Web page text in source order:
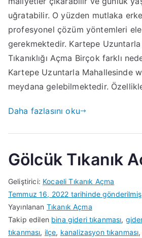
uğratabilir. O yüzden mutlaka
profesyonel çözüm yöntemleri ele
gerekmektedir. Kartepe
Tıkanıklığı Açma Birçok farklı
Kartepe Uzuntarla Mahallesinde wc
meydana gelebilmektedir.
Daha fazlasını oku
Gölcük Tıkanık
Geliştirici: Kocaeli Tıkanık Açma
Temmuz 16, 2022 tarihinde gönderilmiş
Yayınlanan Tıkanık Açma
Takip edilen bina gideri tıkanması,
tıkanması, ilçe, kanalizasyon tıkanması,